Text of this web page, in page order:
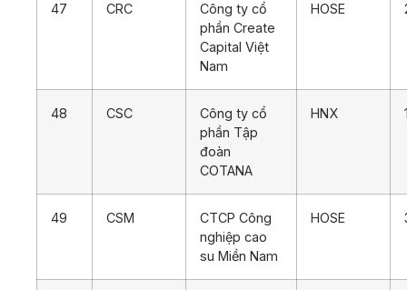
47 CRC
Công ty cổ
phần Create
Capital Việt
Nam
HOSE
48 CSC
Công ty cổ
phần Tập
đoàn
COTANA
HNX
49 CSM
CTCP Công
nghiệp cao
su Miền Nam
HOSE